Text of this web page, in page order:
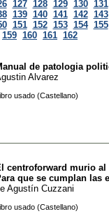
127 128 129 130 131
139 140 141 142 143
151 152 153 154 155
159 160 161 162
de patologia
Alvarez
Libro usado (Castellano)
centroforward murio al
que se cumplan las
Agustín Cuzzani
Libro usado (Castellano)